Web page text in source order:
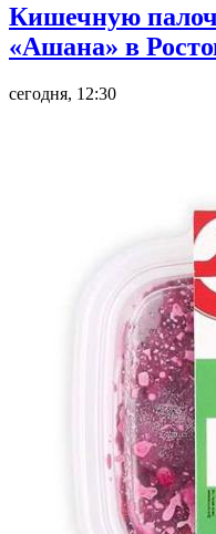
Кишечную
«Ашана» в
сегодня, 12:30